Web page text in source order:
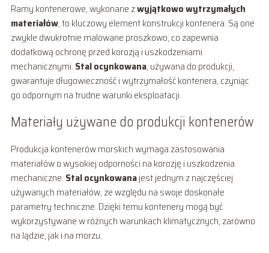
Ramy kontenerowe, wykonane zwyjątkowo wytrzymałych
materiałów, to kluczowy element konstrukcji kontenera. Są one
zwykle dwukrotnie malowane proszkowo, co zapewnia
dodatkową ochronę przed korozją i uszkodzeniami
mechanicznymi. Stal ocynkowana, używana do produkcji,
gwarantuje długowieczność i wytrzymałość kontenera, czyniąc
go odpornym na trudne warunki eksploatacji.
Materiały używane do produkcji kontenerów
Produkcja kontenerów morskich wymaga zastosowania
materiałów o wysokiej odporności na korozję i uszkodzenia
mechaniczne. Stal ocynkowanajest jednym z najczęściej
używanych materiałów, ze względu na swoje doskonałe
parametry techniczne. Dzięki temu kontenery mogą być
wykorzystywane w różnych warunkach klimatycznych, zarówno
na lądzie, jak i na morzu.